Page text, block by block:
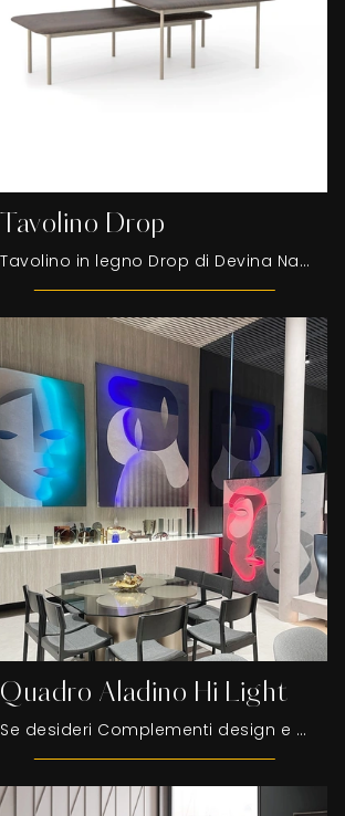
Tavolino Drop
Tavolino in legno Drop di Devina Nais: clicca e scopri di più sui Complementi e tavolini moderni in legno del noto e rinomato marchio!
Quadro Aladino Hi Light
Se desideri Complementi design e quadri in legno ottieni informazioni sul modello Quadro Aladino Hi Light della firma Adriani e Rossi.